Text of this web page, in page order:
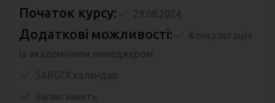
Початок курсу: 29.08.2024
Додаткові можливості:
Консультація
із академічним менеджером
SARGOI календар
Запис занять